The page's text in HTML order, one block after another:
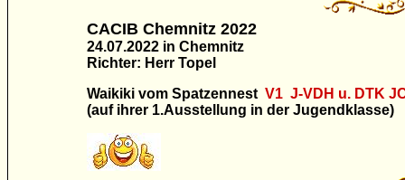
CACIB Chemnitz 2022
24.07.2022 in Chemnitz
Richter: Herr Topel
Waikiki vom Spatzennest V1 J-VDH u. DTK
(auf ihrer 1.Ausstellung in der Jugendklasse)